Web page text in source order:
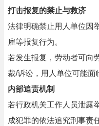
打击报复的禁止与救济
法律明确禁止用人单位因
雇等报复行为。
若发生报复，劳动者可向
裁/诉讼，用人单位可能面
内部追责机制
若行政机关工作人员泄露
成犯罪的依法追究刑事责